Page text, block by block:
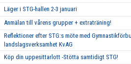
Läger i STG-hallen 2-3 januari
Anmälan till vårens grupper + extraträning!
Reflektioner efter STG:s möte med
landslagsverksamhet KvAG
Köp din uppesittarlott -Stötta samtidigt STG!